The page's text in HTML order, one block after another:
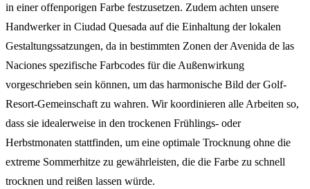
in einer offenporigen Farbe festzusetzen. Zudem achten unsere
Handwerker in Ciudad Quesada auf die Einhaltung der lokalen
Gestaltungssatzungen, da in bestimmten Zonen der Avenida de las
Naciones spezifische Farbcodes für die Außenwirkung
vorgeschrieben sein können, um das harmonische Bild der Golf-
Resort-Gemeinschaft zu wahren. Wir koordinieren alle Arbeiten so,
dass sie idealerweise in den trockenen Frühlings- oder
Herbstmonaten stattfinden, um eine optimale Trocknung ohne die
extreme Sommerhitze zu gewährleisten, die die Farbe zu schnell
trocknen und reißen lassen würde.